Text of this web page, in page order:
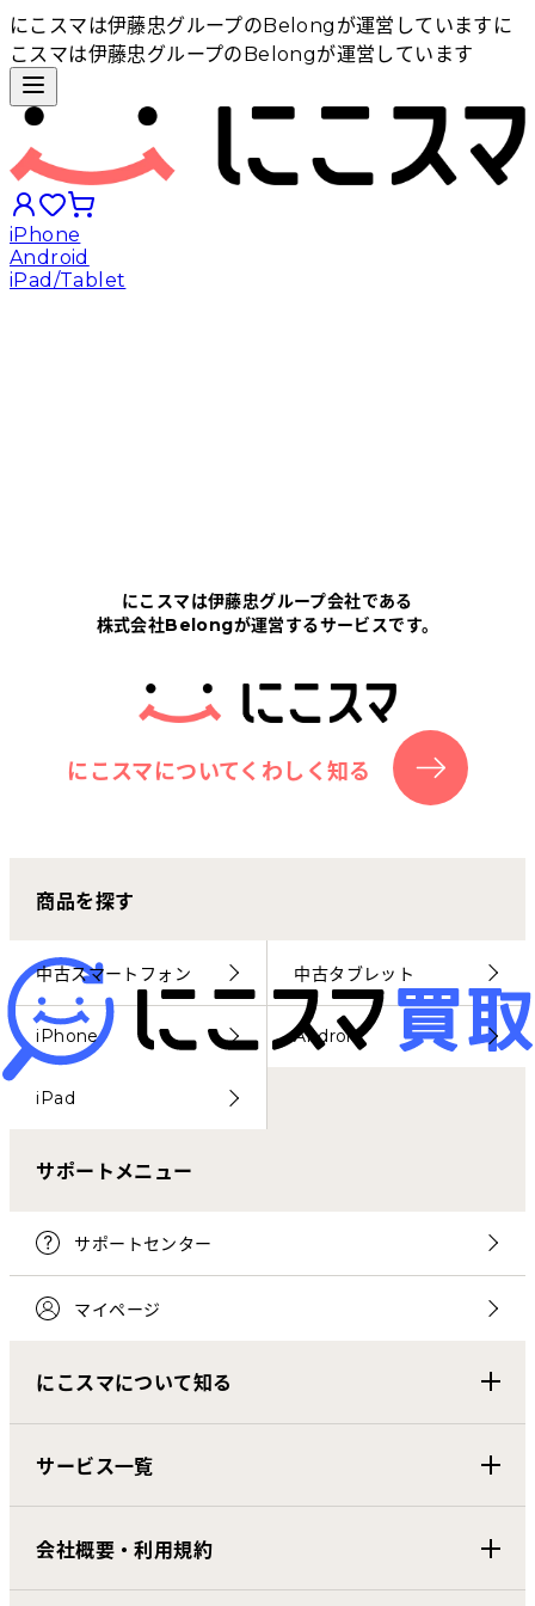
にこスマは伊藤忠グループのBelongが運営しています に
こスマは伊藤忠グループのBelongが運営しています
iPhone
Android
iPad/Tablet
にこスマについて
サポートセンター
お客さまの声
にこスマ通信
マイページ
にこスマは伊藤忠グループ会社である
株式会社Belongが運営するサービスです。
にこスマについてくわしく知る
商品を探す
中古スマートフォン 中古タブレット
iPhone Android
iPad
サポートメニュー
サポートセンター
マイページ
にこスマについて知る
サービス一覧
会社概要・利用規約